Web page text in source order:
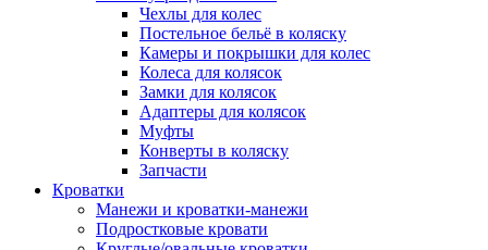
Чехлы для колес
Постельное бельё в коляску
Камеры и покрышки для колес
Колеса для колясок
Замки для колясок
Адаптеры для колясок
Муфты
Конверты в коляску
Запчасти
Кроватки
Манежи и кроватки-манежи
Подростковые кровати